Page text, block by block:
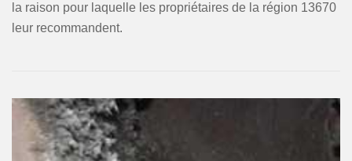
la raison pour laquelle les propriétaires de la région 13670
leur recommandent.